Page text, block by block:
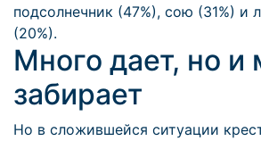
подсолнечник (47%), сою (31%) и
(20%).
Много дает, но и
забирает
Но в сложившейся ситуации